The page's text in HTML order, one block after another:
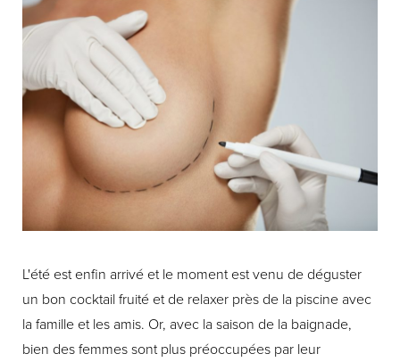
L'été est enfin arrivé et le moment est venu de déguster
un bon cocktail fruité et de relaxer près de la piscine avec
la famille et les amis. Or, avec la saison de la baignade,
bien des femmes sont plus préoccupées par leur